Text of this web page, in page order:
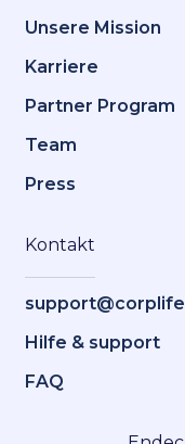
Unsere Mission
Karriere
Partner Program
Team
Press
Kontakt
Hilfe & support
FAQ